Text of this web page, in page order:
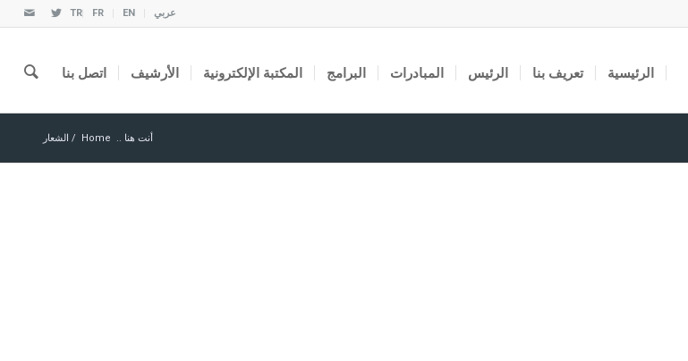
عربي EN
FR
TR
الرئيسية تعريف بنا الرئيس المبادرات البرامج المكتبة الإلكترونية الأرشيف اتصل بنا
أنت هنا .. Home
/ الشعار